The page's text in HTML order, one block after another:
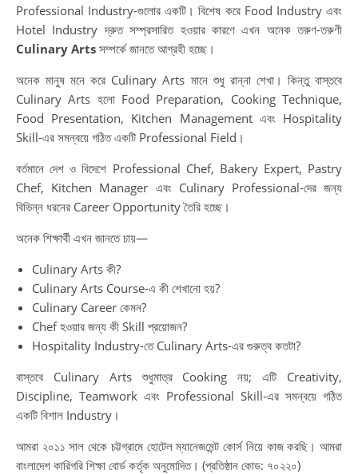
Professional Industry-গুলোর একটি। বিশেষ করে Food Industry এবং
Hotel Industry দ্রুত সম্প্রসারিত হওয়ার কারণে এখন অনেক তরুণ-তরুণী
Culinary Arts সম্পর্কে জানতে আগ্রহী হচ্ছে।
অনেক মানুষ মনে করে Culinary Arts মানে শুধু রান্না শেখা। কিন্তু বাস্তবে
Culinary Arts হলো Food Preparation, Cooking Technique,
Food Presentation, Kitchen Management এবং Hospitality
Skill-এর সমন্বয়ে গঠিত একটি Professional Field।
বর্তমানে দেশ ও বিদেশে Professional Chef, Bakery Expert, Pastry
Chef, Kitchen Manager এবং Culinary Professional-দের জন্য
বিভিন্ন ধরনের Career Opportunity তৈরি হচ্ছে।
অনেক শিক্ষার্থী এখন জানতে চায়—
Culinary Arts কী?
Culinary Arts Course-এ কী শেখানো হয়?
Culinary Career কেমন?
Chef হওয়ার জন্য কী Skill প্রয়োজন?
Hospitality Industry-তে Culinary Arts-এর গুরুত্ব কতটা?
বাস্তবে Culinary Arts শুধুমাত্র Cooking নয়; এটি Creativity,
Discipline, Teamwork এবং Professional Skill-এর সমন্বয়ে গঠিত
একটি বিশাল Industry।
আমরা ২০১১ সাল থেকে চট্টগ্রামে হোটেল ম্যানেজমেন্ট কোর্স নিয়ে কাজ করছি। আমরা
বাংলাদেশ কারিগরি শিক্ষা বোর্ড কর্তৃক অনুমোদিত। (প্রতিষ্ঠান কোড: ৭০২২০)